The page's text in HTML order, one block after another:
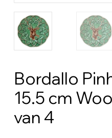
Bordallo
15.5 cm
van 4